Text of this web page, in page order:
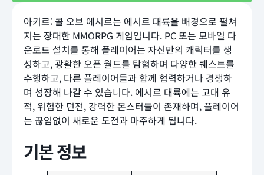
아키르: 콜 오브 에시르는 에시르 대륙을 배경으로 펼쳐
지는 장대한 MMORPG 게임입니다. PC 또는 모바일 다
운로드 설치를 통해 플레이어는 자신만의 캐릭터를 생
성하고, 광활한 오픈 월드를 탐험하며 다양한 퀘스트를
수행하고, 다른 플레이어들과 함께 협력하거나 경쟁하
며 성장해 나갈 수 있습니다. 에시르 대륙에는 고대 유
적, 위험한 던전, 강력한 몬스터들이 존재하며, 플레이어
는 끊임없이 새로운 도전과 마주하게 됩니다.
기본 정보